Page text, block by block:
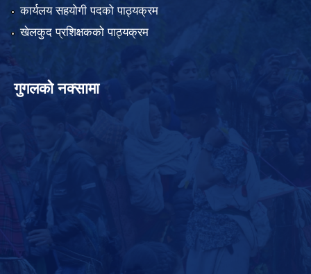
कार्यलय सहयोगी पदको पाठ्यक्रम
खेलकुद प्रशिक्षकको पाठ्यक्रम
गुगलको नक्सामा